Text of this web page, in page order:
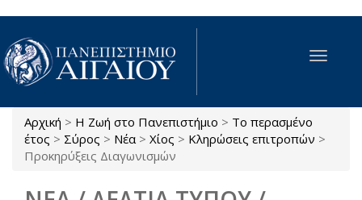
Παράκαμψη προς το κυρίως περιεχόμενο
Toggle
Είστε εδώ
Αρχική > Η Ζωή στο Πανεπιστήμιο > Το περασμένο
έτος > Σύρος > Νέα > Χίος > Κληρώσεις επιτροπών >
Προκηρύξεις Διαγωνισμών